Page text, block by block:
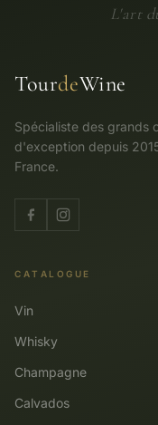
L'art
TourdeWine
Spécialiste des grands
d'exception depuis
France.
CATALOGUE
Vin
Whisky
Champagne
Calvados